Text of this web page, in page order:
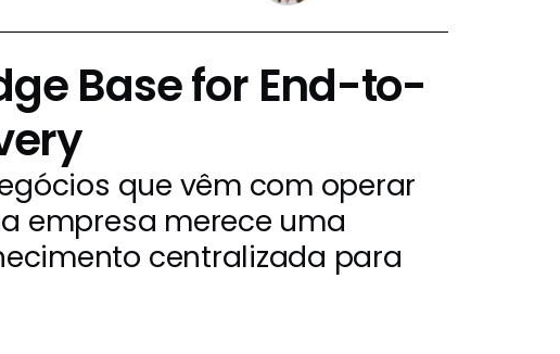
Base for End-to-
que vêm com operar
empresa merece uma
centralizada para